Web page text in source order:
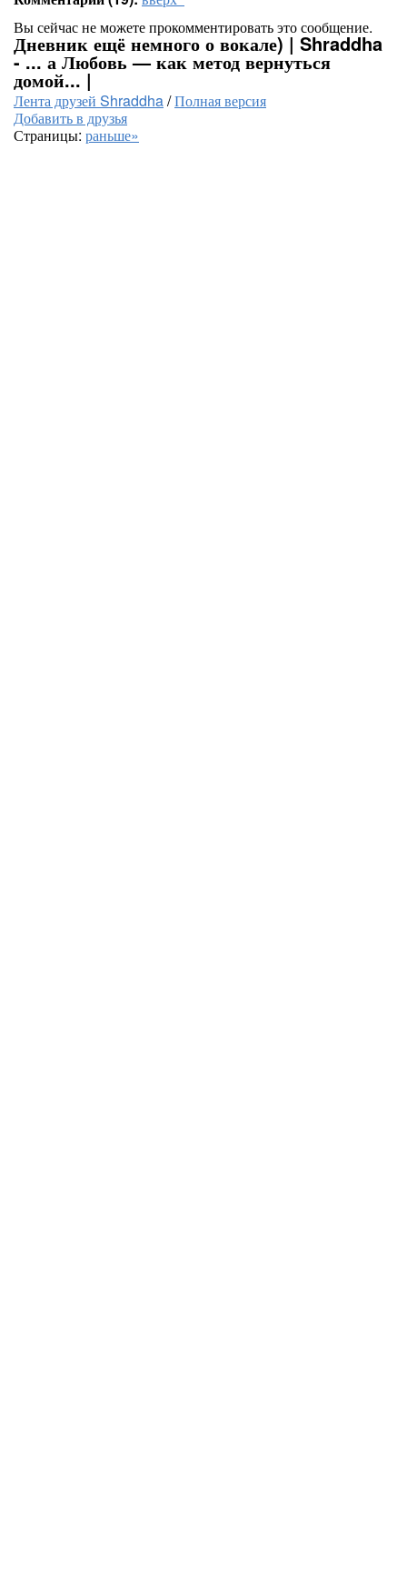
Вы сейчас не можете прокомментировать это сообщение.
Дневник ещё немного о вокале) | Shraddha
- ... а Любовь — как метод вернуться
домой... |
Лента друзей Shraddha/Полная версия
Добавить в друзья
Страницы: раньше»